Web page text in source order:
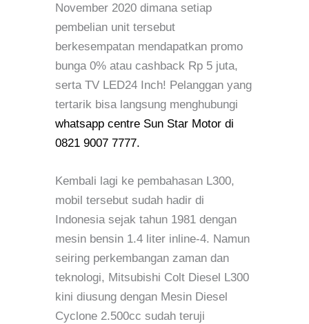
November 2020 dimana setiap
pembelian unit tersebut
berkesempatan mendapatkan promo
bunga 0% atau cashback Rp 5 juta,
serta TV LED24 Inch! Pelanggan yang
tertarik bisa langsung menghubungi
whatsapp centre Sun Star Motor di
0821 9007 7777.
Kembali lagi ke pembahasan L300,
mobil tersebut sudah hadir di
Indonesia sejak tahun 1981 dengan
mesin bensin 1.4 liter inline-4. Namun
seiring perkembangan zaman dan
teknologi, Mitsubishi Colt Diesel L300
kini diusung dengan Mesin Diesel
Cyclone 2.500cc sudah teruji